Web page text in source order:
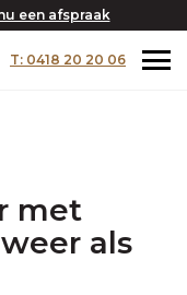
een afspraak
T: 0418 20 20 06
met
als